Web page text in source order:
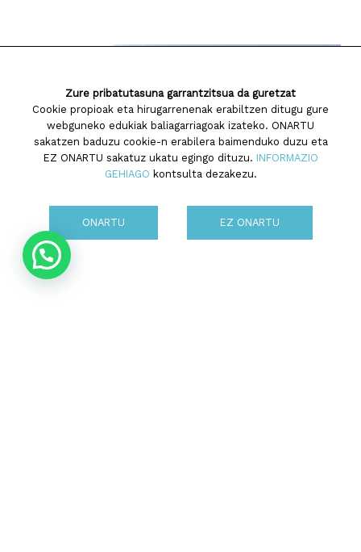
Zure pribatutasuna garrantzitsua da guretzat
Cookie propioak eta hirugarrenenak erabiltzen ditugu gure
webguneko edukiak baliagarriagoak izateko. ONARTU
sakatzen baduzu cookie-n erabilera baimenduko duzu eta
EZ ONARTU sakatuz ukatu egingo dituzu. INFORMAZIO
GEHIAGO kontsulta dezakezu.
ONARTU EZ ONARTU